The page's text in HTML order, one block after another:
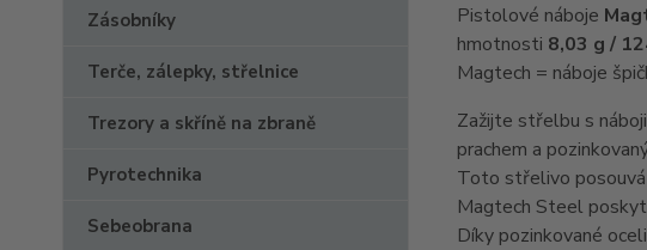
Zásobníky
Terče, zálepky, střelnice
Trezory a skříně na zbraně
Pyrotechnika
Sebeobrana
Pistolové náboje
hmotnosti 8,03 g /
Magtech = náboje
Zažijte střelbu s náboji
prachem a
Toto střelivo
Magtech Steel
Díky pozinkované